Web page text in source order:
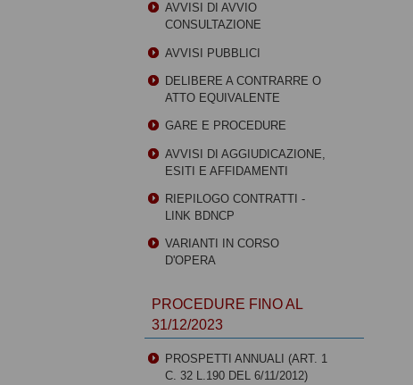
AVVISI DI AVVIO
CONSULTAZIONE
AVVISI PUBBLICI
DELIBERE A CONTRARRE O
ATTO EQUIVALENTE
GARE E PROCEDURE
AVVISI DI AGGIUDICAZIONE,
ESITI E AFFIDAMENTI
RIEPILOGO CONTRATTI -
LINK BDNCP
VARIANTI IN CORSO
D'OPERA
PROCEDURE FINO AL
31/12/2023
PROSPETTI ANNUALI (ART. 1
C. 32 L.190 DEL 6/11/2012)